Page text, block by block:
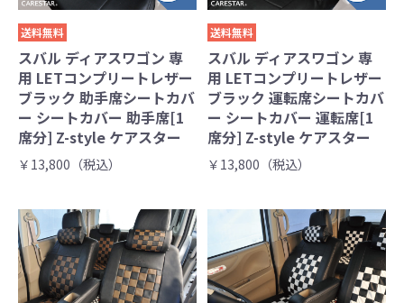
送料無料
スバル ディアスワゴン 専
用 LETコンプリートレザー
ブラック 助手席シートカバ
ー シートカバー 助手席[1
席分] Z-style ケアスター
￥13,800（税込）
送料無料
スバル ディアスワゴン 専
用 LETコンプリートレザー
ブラック 運転席シートカバ
ー シートカバー 運転席[1
席分] Z-style ケアスター
￥13,800（税込）